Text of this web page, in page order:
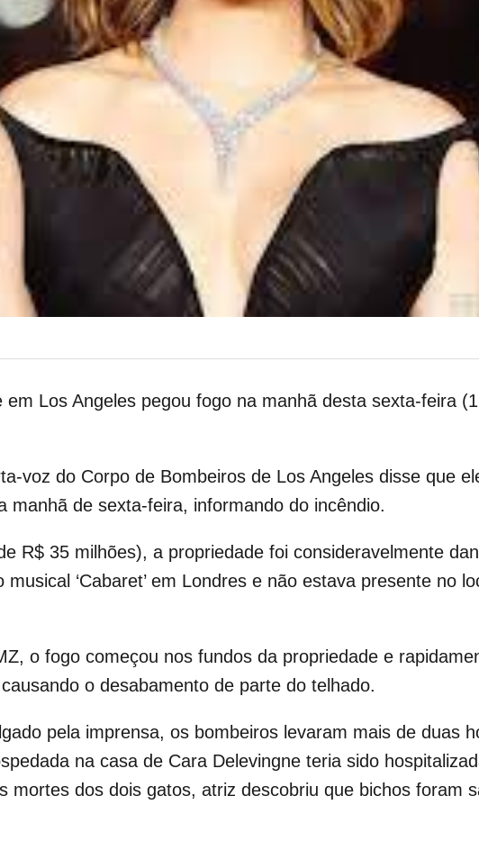
Los Angeles pegou fogo na manhã desta sexta-feira
voz do Corpo de Bombeiros de Los Angeles disse que
manhã de sexta-feira, informando do incêndio.
R$ 35 milhões), a propriedade foi consideravelmente
‘Cabaret’ em Londres e não estava presente no
o fogo começou nos fundos da propriedade e
o desabamento de parte do telhado.
pela imprensa, os bombeiros levaram mais de duas
na casa de Cara Delevingne teria sido
mortes dos dois gatos, atriz descobriu que bichos foram